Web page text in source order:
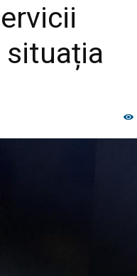
situația